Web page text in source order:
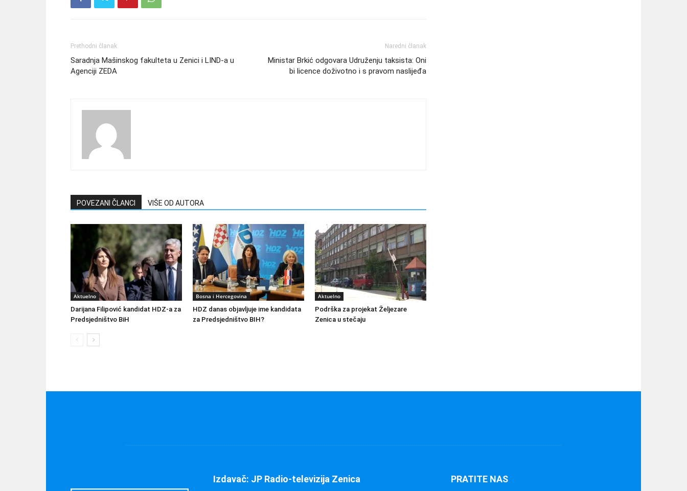
Prethodni članak
Saradnja Mašinskog fakulteta u Zenici i LIND-a u
Agenciji ZEDA
Naredni članak
Ministar Brkić odgovara Udruženju taksista: Oni
bi licence doživotno i s pravom naslijeđa
POVEZANI ČLANCI VIŠE OD AUTORA
Aktuelno
Darijana Filipović kandidat HDZ-a za
Predsjedništvo BiH
Bosna i Hercegovina
HDZ danas objavljuje ime kandidata
za Predsjedništvo BIH?
Aktuelno
Podrška za projekat Željezare
Zenica u stečaju
Izdavač: JP Radio-televizija Zenica PRATITE NAS